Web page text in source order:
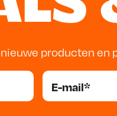
producten